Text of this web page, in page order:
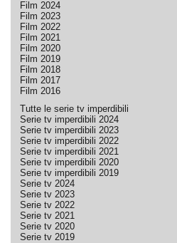
Film 2024
Film 2023
Film 2022
Film 2021
Film 2020
Film 2019
Film 2018
Film 2017
Film 2016
Tutte le serie tv imperdibili
Serie tv imperdibili 2024
Serie tv imperdibili 2023
Serie tv imperdibili 2022
Serie tv imperdibili 2021
Serie tv imperdibili 2020
Serie tv imperdibili 2019
Serie tv 2024
Serie tv 2023
Serie tv 2022
Serie tv 2021
Serie tv 2020
Serie tv 2019